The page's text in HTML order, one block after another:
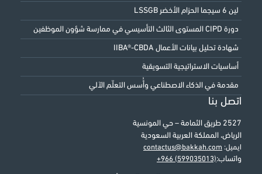
لين 6 سيجما الحزام الأخضر LSSGB
دورة CIPD المستوى الثالث التأسيسي في ممارسة شؤون الموظفين
شهادة تحليل بيانات الأعمال IIBA®-CBDA
أساسيات الاستراتيجية التسويقية
مقدمة في الذكاء الاصطناعي وأُسس التعلّم الآلي
اتصل بنا
2527 طريق الثمامة – حي المونسية
الرياض، المملكة العربية السعودية
ايميل: contactus@bakkah.com
واتساب:+966 (599035013)